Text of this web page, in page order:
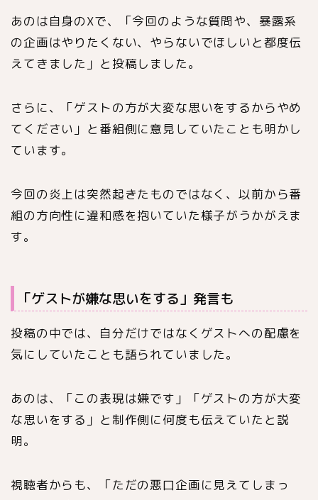
あのは自身のXで、「今回のような質問や、暴露系
の企画はやりたくない、やらないでほしいと都度伝
えてきました」と投稿しました。
さらに、「ゲストの方が大変な思いをするからやめ
てください」と番組側に意見していたことも明かし
ています。
今回の炎上は突然起きたものではなく、以前から番
組の方向性に違和感を抱いていた様子がうかがえま
す。
「ゲストが嫌な思いをする」発言も
投稿の中では、自分だけではなくゲストへの配慮を
気にしていたことも語られていました。
あのは、「この表現は嫌です」「ゲストの方が大変
な思いをする」と制作側に何度も伝えていたと説
明。
視聴者からも、「ただの悪口企画に見えてしまっ